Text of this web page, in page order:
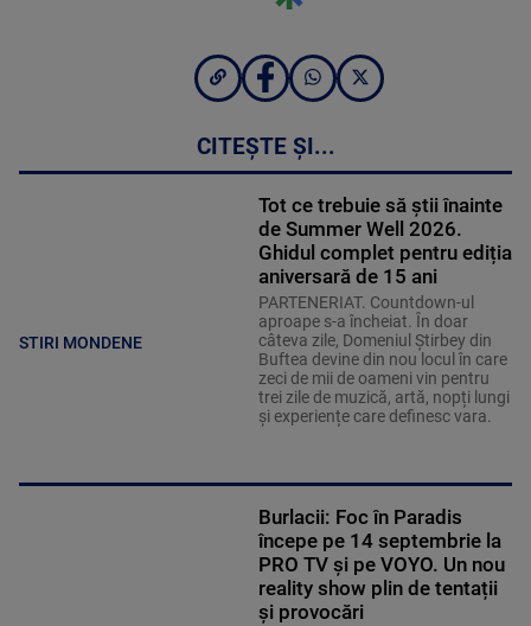
CITEȘTE ȘI...
STIRI MONDENE
Tot ce trebuie să știi înainte
de Summer Well 2026.
Ghidul complet pentru ediția
aniversară de 15 ani
PARTENERIAT. Countdown-ul
aproape s-a încheiat. În doar
câteva zile, Domeniul Știrbey din
Buftea devine din nou locul în care
zeci de mii de oameni vin pentru
trei zile de muzică, artă, nopți lungi
și experiențe care definesc vara.
Burlacii: Foc în Paradis
începe pe 14 septembrie la
PRO TV și pe VOYO. Un nou
reality show plin de tentații
și provocări